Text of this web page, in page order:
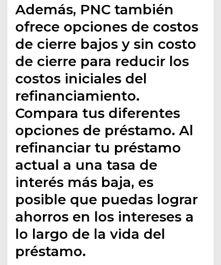
Además, PNC también
ofrece opciones de costos
de cierre bajos y sin costo
de cierre para reducir los
costos iniciales del
refinanciamiento.
Compara tus diferentes
opciones de préstamo. Al
refinanciar tu préstamo
actual a una tasa de
interés más baja, es
posible que puedas lograr
ahorros en los intereses a
lo largo de la vida del
préstamo.